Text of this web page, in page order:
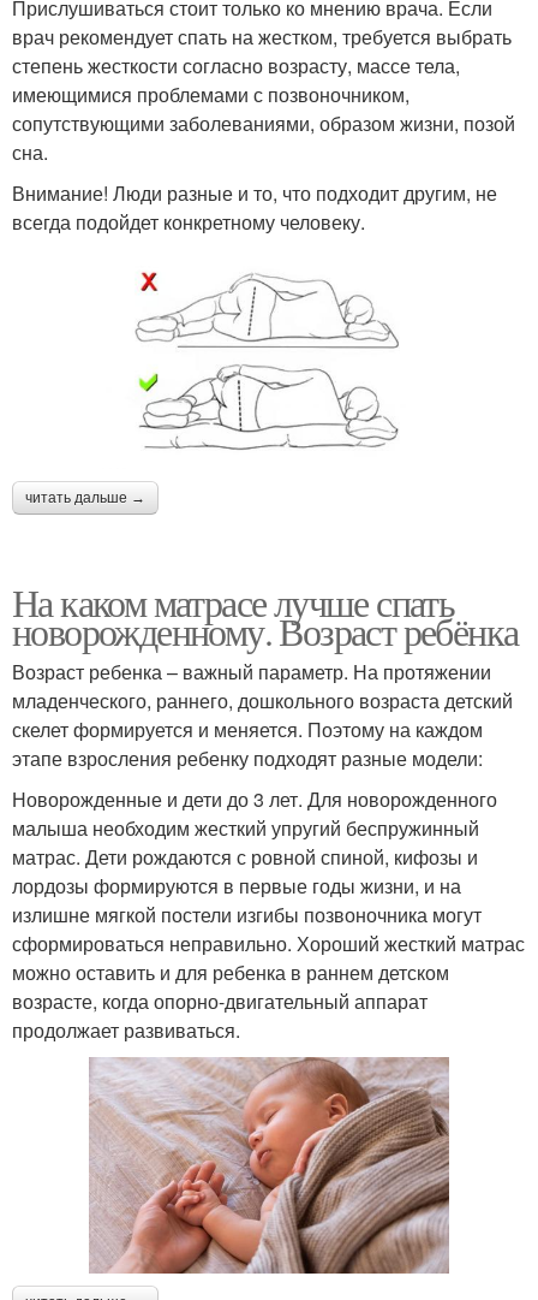
Прислушиваться стоит только ко мнению врача. Если
врач рекомендует спать на жестком, требуется выбрать
степень жесткости согласно возрасту, массе тела,
имеющимися проблемами с позвоночником,
сопутствующими заболеваниями, образом жизни, позой
сна.
Внимание! Люди разные и то, что подходит другим, не
всегда подойдет конкретному человеку.
читать дальше →
На каком матрасе лучше спать
новорожденному. Возраст ребёнка
Возраст ребенка – важный параметр. На протяжении
младенческого, раннего, дошкольного возраста детский
скелет формируется и меняется. Поэтому на каждом
этапе взросления ребенку подходят разные модели:
Новорожденные и дети до 3 лет. Для новорожденного
малыша необходим жесткий упругий беспружинный
матрас. Дети рождаются с ровной спиной, кифозы и
лордозы формируются в первые годы жизни, и на
излишне мягкой постели изгибы позвоночника могут
сформироваться неправильно. Хороший жесткий матрас
можно оставить и для ребенка в раннем детском
возрасте, когда опорно-двигательный аппарат
продолжает развиваться.